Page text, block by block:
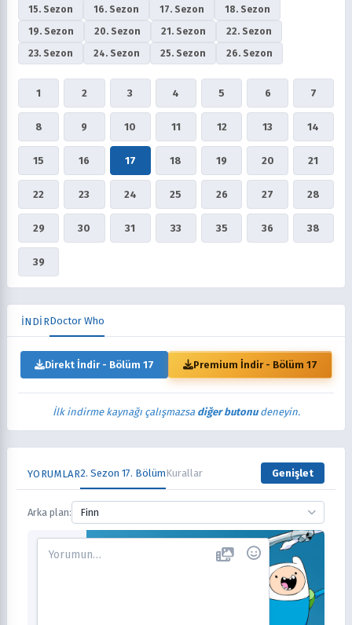
15. Sezon
16. Sezon 17. Sezon
18. Sezon
19. Sezon
20. Sezon 21. Sezon
22. Sezon
23. Sezon
24. Sezon 25. Sezon 26. Sezon
1 2 3 4 5 6 7
8 9 10 11 12 13 14
15 16 17 18 19 20 21
22 23 24 25 26 27 28
29 30 31 33 35 36 38
39
İNDİRDoctor Who
Direkt İndir - Bölüm 17 Premium İndir - Bölüm 17
İlk indirme kaynağı çalışmazsa diğer butonudeneyin.
YORUMLAR2. Sezon 17. BölümKurallar Genişlet
Arka plan: Finn